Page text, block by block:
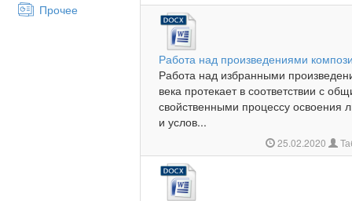
Прочее
Работа над произведениями
Работа над избранными
века протекает в соответствии с
свойственными процессу освоения
и услов...
25.02.2020